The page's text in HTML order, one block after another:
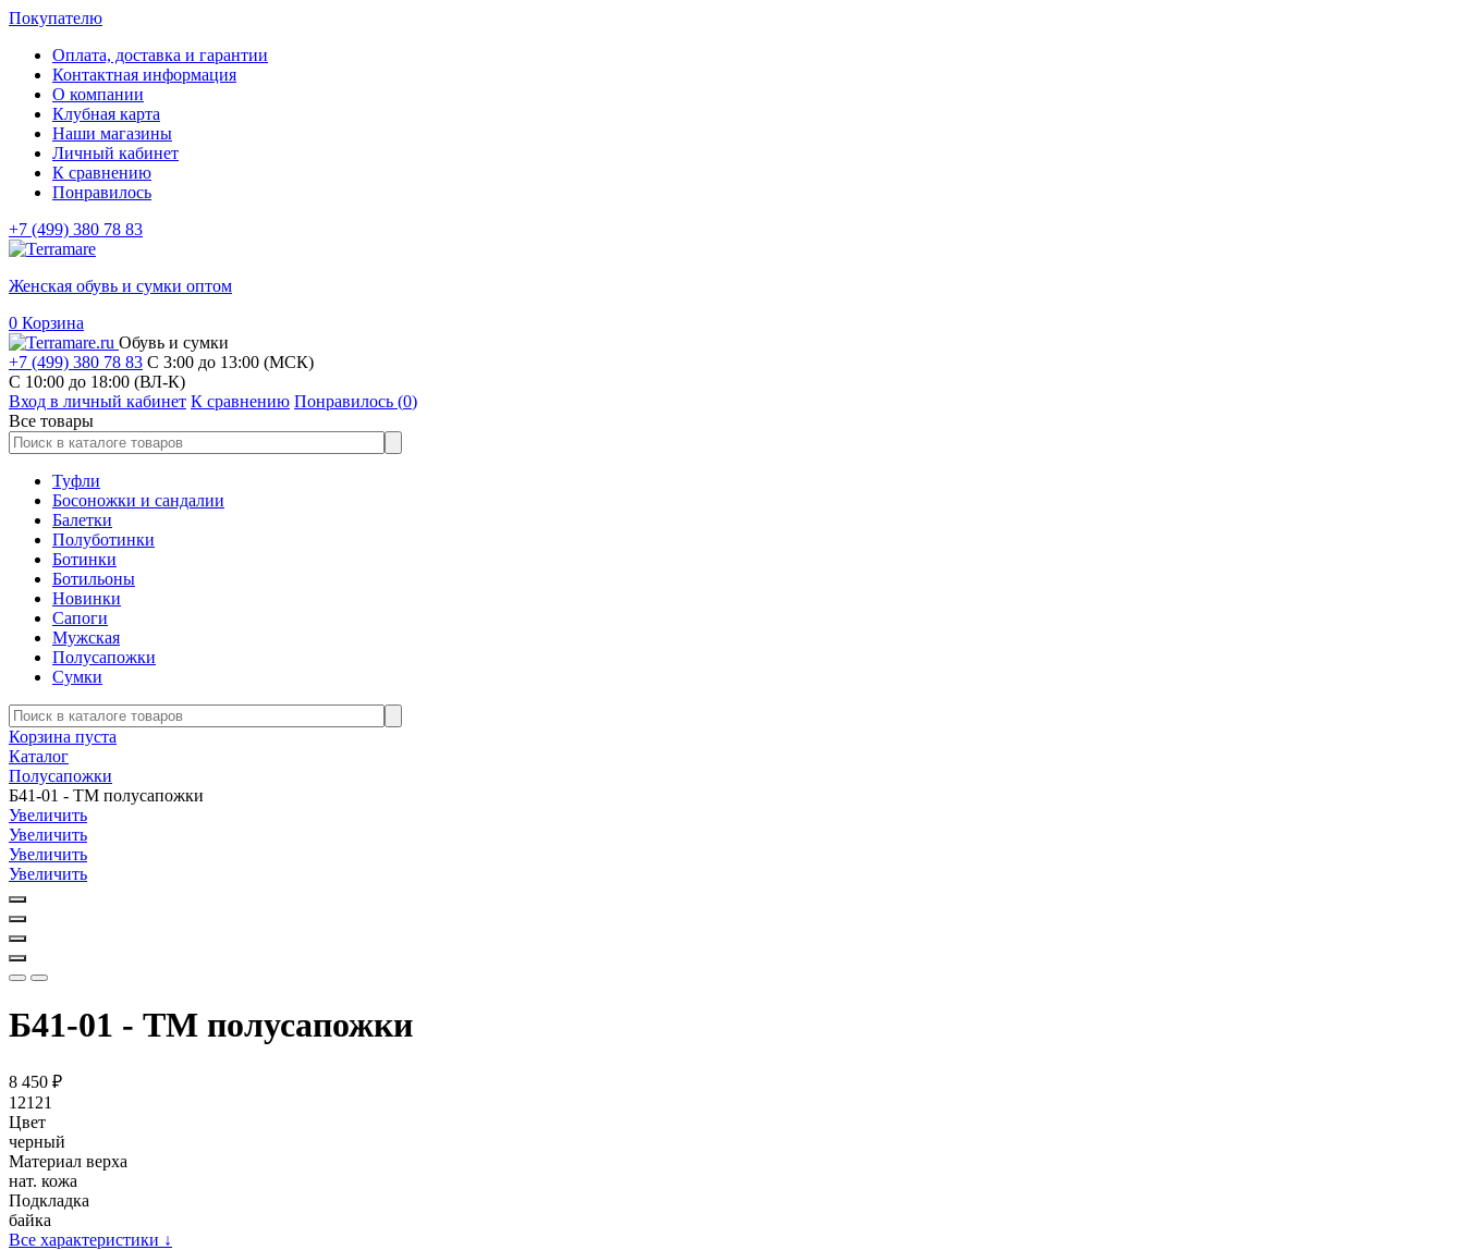
Покупателю
Оплата, доставка и гарантии
Контактная информация
О компании
Клубная карта
Наши магазины
Личный кабинет
К сравнению
Понравилось
+7 (499) 380 78 83
Женская обувь и сумки оптом
0 Корзина
Обувь и сумки
+7 (499) 380 78 83 С 3:00 до 13:00 (МСК)
C 10:00 до 18:00 (ВЛ-К)
Вход в личный кабинет К сравнению Понравилось (0)
Все товары
Туфли
Босоножки и сандалии
Балетки
Полуботинки
Ботинки
Ботильоны
Новинки
Сапоги
Мужская
Полусапожки
Сумки
Корзина пуста
Каталог
Полусапожки
Б41-01 - ТМ полусапожки
Увеличить
Увеличить
Увеличить
Увеличить
Б41-01 - ТМ полусапожки
8 450 ₽
12121
Цвет
черный
Материал верха
нат. кожа
Подкладка
байка
Все характеристики ↓